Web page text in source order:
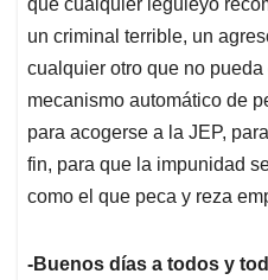
un criminal terrible, un
cualquier otro que no
mecanismo automático de
para acogerse a la JEP,
fin, para que la impunidad
como el que peca y reza
-Buenos días a todos y